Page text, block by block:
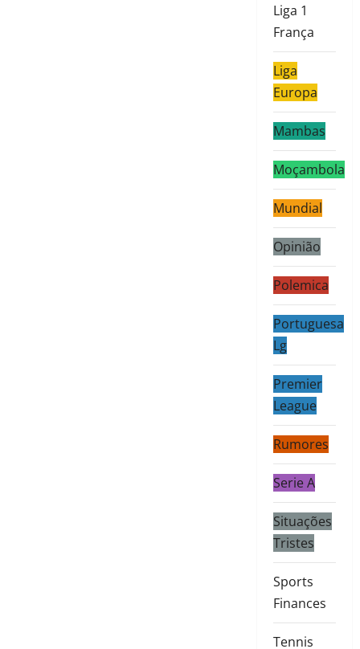
Liga 1
França
Liga
Europa
Mambas
Moçambola
Mundial
Opinião
Polemica
Portuguesa
Lg
Premier
League
Rumores
Serie A
Situações
Tristes
Sports
Finances
Tennis